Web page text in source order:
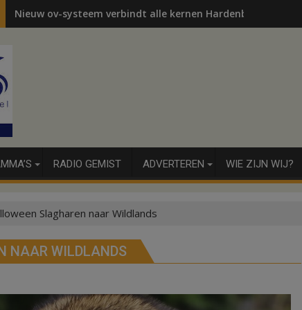
Nieuw ov-systeem verbindt alle kernen Hardenberg
RADIO GEMIST ADVERTEREN WIE ZIJN WIJ?
Slagharen naar Wildlands
NAAR WILDLANDS